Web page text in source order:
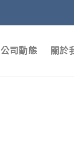
公司動態 關於